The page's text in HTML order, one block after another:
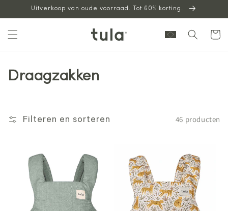
naarUitverkoop van oude voorraad. Tot 60% korting.
Draagzakken
Filteren en sorteren 46 producten